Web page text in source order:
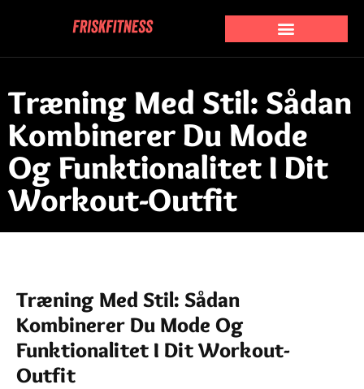
Træning Med Stil: Sådan
Kombinerer Du Mode
Og Funktionalitet I Dit
Workout-Outfit
Træning Med Stil: Sådan
Kombinerer Du Mode Og
Funktionalitet I Dit Workout-
Outfit